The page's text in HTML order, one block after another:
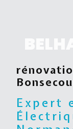
Expert